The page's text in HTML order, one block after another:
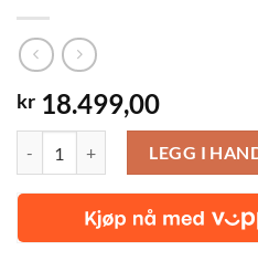
kr 18.499,00
LEGG I